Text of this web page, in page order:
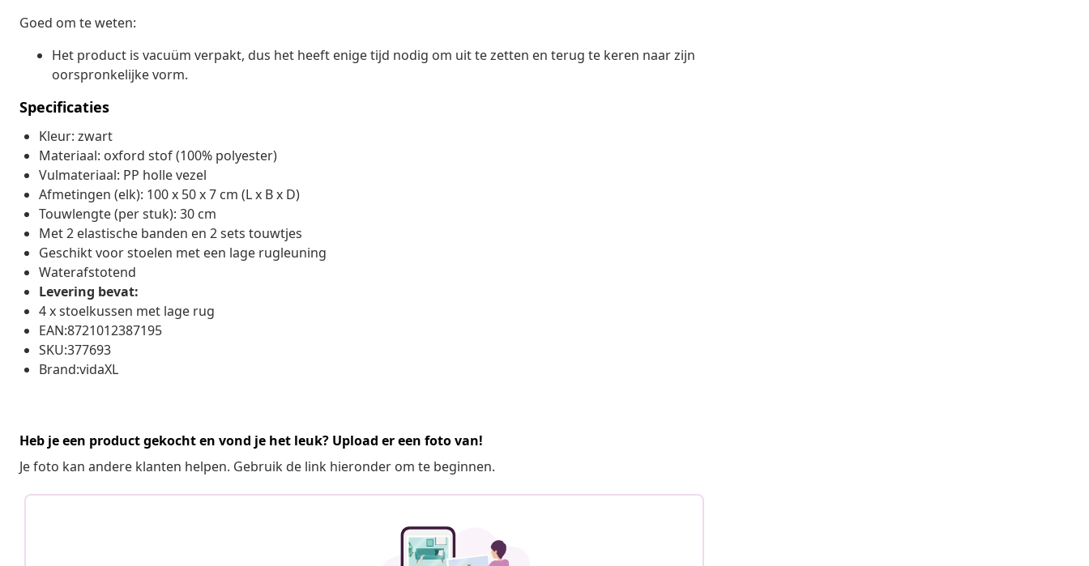
Goed om te weten:
Het product is vacuüm verpakt, dus het heeft enige tijd nodig om uit te zetten en terug te keren naar zijn
oorspronkelijke vorm.
Specificaties
Kleur: zwart
Materiaal: oxford stof (100% polyester)
Vulmateriaal: PP holle vezel
Afmetingen (elk): 100 x 50 x 7 cm (L x B x D)
Touwlengte (per stuk): 30 cm
Met 2 elastische banden en 2 sets touwtjes
Geschikt voor stoelen met een lage rugleuning
Waterafstotend
Levering bevat:
4 x stoelkussen met lage rug
EAN:8721012387195
SKU:377693
Brand:vidaXL
Heb je een product gekocht en vond je het leuk? Upload er een foto van!
Je foto kan andere klanten helpen. Gebruik de link hieronder om te beginnen.